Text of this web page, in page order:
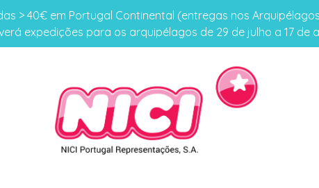
> 40€ em Portugal Continental (entregas nos
expedições para os arquipélagos de 29 de julho a 17 de